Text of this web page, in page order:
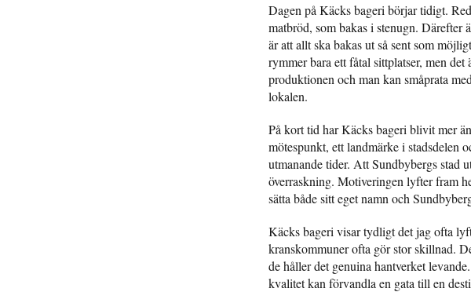
Dagen på Käcks bageri börjar tidigt.
matbröd, som bakas i stenugn.
är att allt ska bakas ut så sent som
rymmer bara ett fåtal sittplatser, men
produktionen och man kan småprata
lokalen.
På kort tid har Käcks bageri blivit mer
mötespunkt, ett landmärke i stadsdelen
utmanande tider. Att Sundbybergs stad
överraskning. Motiveringen lyfter fram
sätta både sitt eget namn och
Käcks bageri visar tydligt det jag ofta
kranskommuner ofta gör stor skillnad.
de håller det genuina hantverket
kvalitet kan förvandla en gata till en